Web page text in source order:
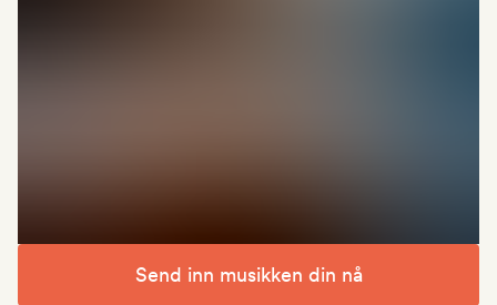
Send inn musikken din nå